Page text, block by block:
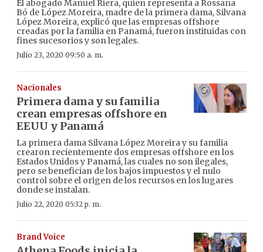
El abogado Manuel Riera, quien representa a Rossana
Bó de López Moreira, madre de la primera dama, Silvana
López Moreira, explicó que las empresas offshore
creadas por la familia en Panamá, fueron instituidas con
fines sucesorios y son legales.
Julio 23, 2020 09:50 a. m.
Nacionales
Primera dama y su familia
crean empresas offshore en
EEUU y Panamá
La primera dama Silvana López Moreira y su familia
crearon recientemente dos empresas offshore en los
Estados Unidos y Panamá, las cuales no son ilegales,
pero se benefician de los bajos impuestos y el nulo
control sobre el origen de los recursos en los lugares
donde se instalan.
Julio 22, 2020 05:32 p. m.
Brand Voice